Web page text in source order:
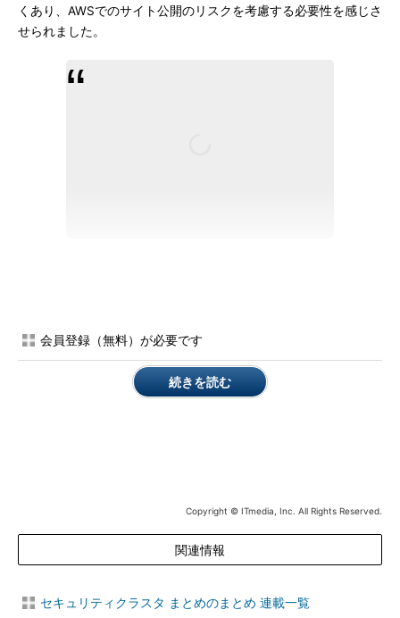
くあり、AWSでのサイト公開のリスクを考慮する必要性を感じさ
せられました。
会員登録（無料）が必要です
続きを読む
Copyright © ITmedia, Inc. All Rights Reserved.
関連情報
セキュリティクラスタ まとめのまとめ 連載一覧